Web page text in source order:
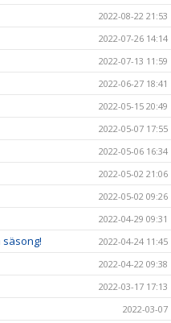
2022-08-22 21:53
2022-07-26 14:14
2022-07-13 11:59
2022-06-27 18:41
2022-05-15 20:49
2022-05-07 17:55
2022-05-06 16:34
2022-05-02 21:06
2022-05-02 09:26
2022-04-29 09:31
2022-04-24 11:45
2022-04-22 09:38
2022-03-17 17:13
2022-03-07